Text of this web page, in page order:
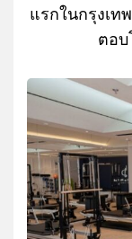
แรกในกรุงเ
ตอ